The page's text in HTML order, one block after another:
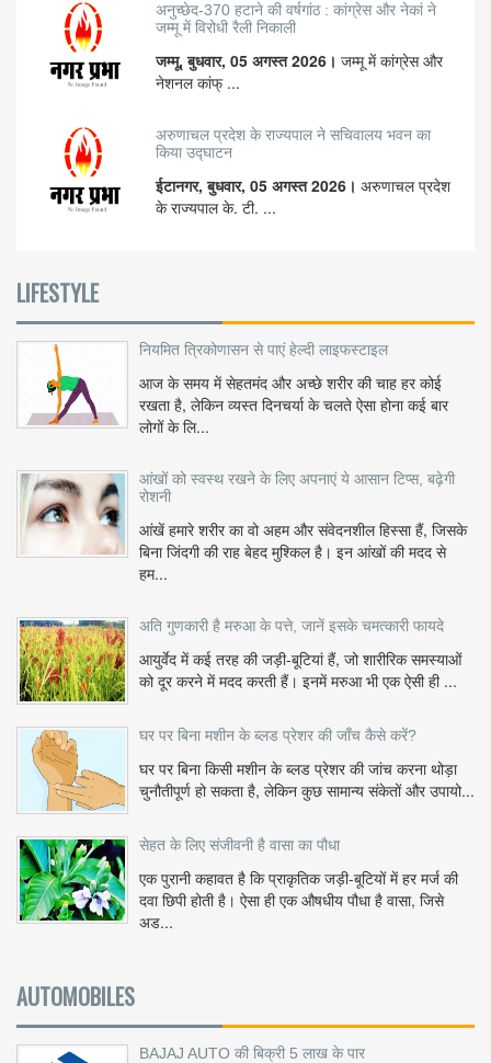
अनुच्छेद-370 हटाने की वर्षगांठ : कांग्रेस और नेकां ने
जम्मू में विरोधी रैली निकाली
जम्मू, बुधवार, 05 अगस्त 2026। जम्मू में कांग्रेस और
नेशनल कांफ् ...
अरुणाचल प्रदेश के राज्यपाल ने सचिवालय भवन का
किया उद्घाटन
ईटानगर, बुधवार, 05 अगस्त 2026। अरुणाचल प्रदेश
के राज्यपाल के. टी. ...
LIFESTYLE
नियमित त्रिकोणासन से पाएं हेल्दी लाइफस्टाइल
आज के समय में सेहतमंद और अच्छे शरीर की चाह हर कोई
रखता है, लेकिन व्यस्त दिनचर्या के चलते ऐसा होना कई बार
लोगों के लि...
आंखों को स्वस्थ रखने के लिए अपनाएं ये आसान टिप्स, बढ़ेगी
रोशनी
आंखें हमारे शरीर का वो अहम और संवेदनशील हिस्सा हैं, जिसके
बिना जिंदगी की राह बेहद मुश्किल है। इन आंखों की मदद से
हम...
अति गुणकारी है मरुआ के पत्ते, जानें इसके चमत्कारी फायदे
आयुर्वेद में कई तरह की जड़ी-बूटियां हैं, जो शारीरिक समस्याओं
को दूर करने में मदद करती हैं। इनमें मरुआ भी एक ऐसी ही ...
घर पर बिना मशीन के ब्लड प्रेशर की जाँच कैसे करें?
घर पर बिना किसी मशीन के ब्लड प्रेशर की जांच करना थोड़ा
चुनौतीपूर्ण हो सकता है, लेकिन कुछ सामान्य संकेतों और उपायो...
सेहत के लिए संजीवनी है वासा का पौधा
एक पुरानी कहावत है कि प्राकृतिक जड़ी-बूटियों में हर मर्ज की
दवा छिपी होती है। ऐसा ही एक औषधीय पौधा है वासा, जिसे
अड...
AUTOMOBILES
BAJAJ AUTO की बिक्री 5 लाख के पार